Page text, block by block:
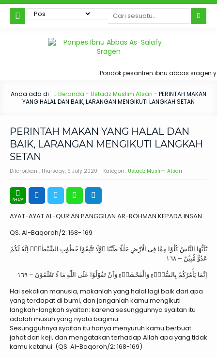
Pondok pesantren ibnu abbas sragen
Anda ada di : Beranda - Ustadz Muslim Atsari - PERINTAH MAKAN
YANG HALAL DAN BAIK, LARANGAN MENGIKUTI LANGKAH SETAN
PERINTAH MAKAN YANG HALAL DAN
BAIK, LARANGAN MENGIKUTI LANGKAH
SETAN
Diterbitkan : Thursday, 9 July 2020 - Kategori : Ustadz Muslim Atsari
AYAT-AYAT AL-QUR’AN PANGGILAN AR-ROHMAN KEPADA INSAN
QS. Al-Baqoroh/2: 168- 169
يٰٓاَيُّهَا النَّاسُ كُلُوْا مِمَّا فِى الْاَرْضِ حَلٰلًا طَيِّبًا ۖوَّلَا تَتَّبِعُوْا خُطُوٰتِ الشَّيْطٰنِۗ اِنَّهٗ لَكُمْ
عَدُوٌّ مُّبِيْنٌ – ١٦٨
اِنَّمَا يَأْمُرُكُمْ بِالسُّوْۤءِ وَالْفَحْشَاۤءِ وَاَنْ تَقُوْلُوْا عَلَى اللّٰهِ مَا لَا تَعْلَمُوْنَ – ١٦٩
Hai sekalian manusia, makanlah yang halal lagi baik dari apa
yang terdapat di bumi, dan janganlah kamu mengikuti
langkah-langkah syaitan; karena sesungguhnya syaitan itu
adalah musuh yang nyata bagimu.
Sesungguhnya syaitan itu hanya menyuruh kamu berbuat
jahat dan keji, dan mengatakan terhadap Allah apa yang tidak
kamu ketahui. (QS. Al-Baqoroh/2: 168-169)